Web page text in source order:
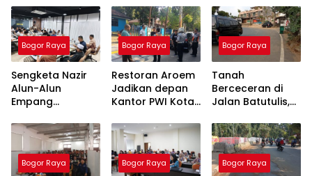
Bogor Raya
Sengketa Nazir
Alun-Alun
Empang
Terang,
Pertemuan
Hasilkan 4 Poin
Kesepakatan
Bogor Raya
Restoran Aroem
Jadikan depan
Kantor PWI Kota
Area Parkir,
Ketua PWI
Dilarang Parkir
Bogor Raya
Tanah
Berceceran di
Jalan Batutulis,
Teguran Tertulis
Pada Kontraktor
Bogor Raya Bogor Raya Bogor Raya